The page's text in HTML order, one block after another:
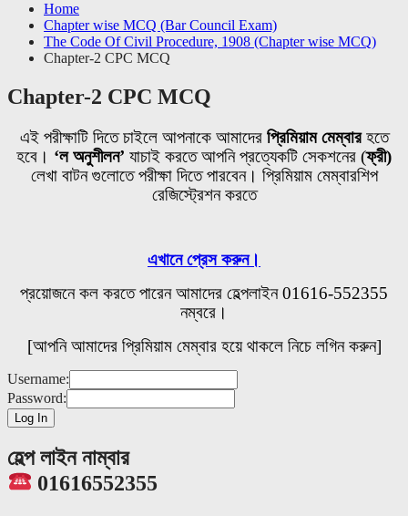
Home
Chapter wise MCQ (Bar Council Exam)
The Code Of Civil Procedure, 1908 (Chapter wise MCQ)
Chapter-2 CPC MCQ
Chapter-2 CPC MCQ
এই পরীক্ষাটি দিতে চাইলে আপনাকে আমাদের প্রিমিয়াম মেম্বারহতে
হবে। ‘ল অনুশীলন’ যাচাই করতে আপনি প্রত্যেকটি সেকশনের (ফ্রী)
লেখা বাটন গুলোতে পরীক্ষা দিতে পারবেন। প্রিমিয়াম মেম্বারশিপ
রেজিস্ট্রেশন করতে
এখানে প্রেস করুন।
প্রয়োজনে কল করতে পারেন আমাদের হেল্পলাইন 01616-552355
নম্বরে।
[আপনি আমাদের প্রিমিয়াম মেম্বার হয়ে থাকলে নিচে লগিন করুন]
Username:
Password:
হেল্প লাইন নাম্বার
01616552355